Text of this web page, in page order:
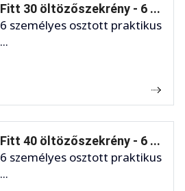
Fitt 30 öltözőszekrény - 6 ...
6 személyes osztott praktikus
...
Fitt 40 öltözőszekrény - 6 ...
6 személyes osztott praktikus
...